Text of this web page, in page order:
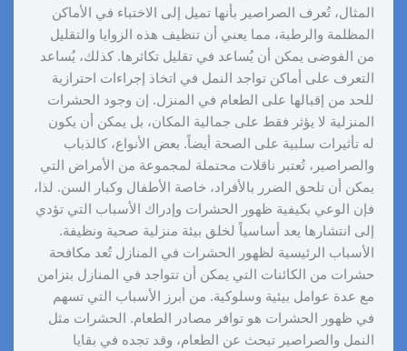
المثال، تُعرف الصراصير بأنها تميل إلى الاختباء في الأماكن
المظلمة والرطبة، مما يعني أن تنظيف هذه الزوايا والتقليل
من الفوضى يمكن أن يُساعد في تقليل تكاثرها. كذلك، يُساعد
التعرف على أماكن تواجد النمل في اتخاذ إجراءات احترازية
للحد من إقبالها على الطعام في المنزل. إن وجود الحشرات
المنزلية لا يؤثر فقط على جمالية المكان، بل يمكن أن يكون
له تأثيرات سلبية على الصحة أيضاً. بعض الأنواع، كالذباب
والصراصير، تُعتبر ناقلات محتملة لمجموعة من الأمراض التي
يمكن أن تلحق الضرر بالأفراد، خاصة الأطفال وكبار السن. لذا،
فإن الوعي بكيفية ظهور الحشرات وإدراك الأسباب التي تؤدي
إلى انتشارها يعد أساسياً لخلق بيئة منزلية صحية ونظيفة.
الأسباب الرئيسية لظهور الحشرات في المنازل تُعد مكافحة
حشرات من الكائنات التي يمكن أن تتواجد في المنازل بتزامن
مع عدة عوامل بيئية وسلوكية. من أبرز الأسباب التي تسهم
في ظهور الحشرات هو توافر مصادر الطعام. الحشرات مثل
النمل والصراصير تبحث عن الطعام، وقد تجده في بقايا